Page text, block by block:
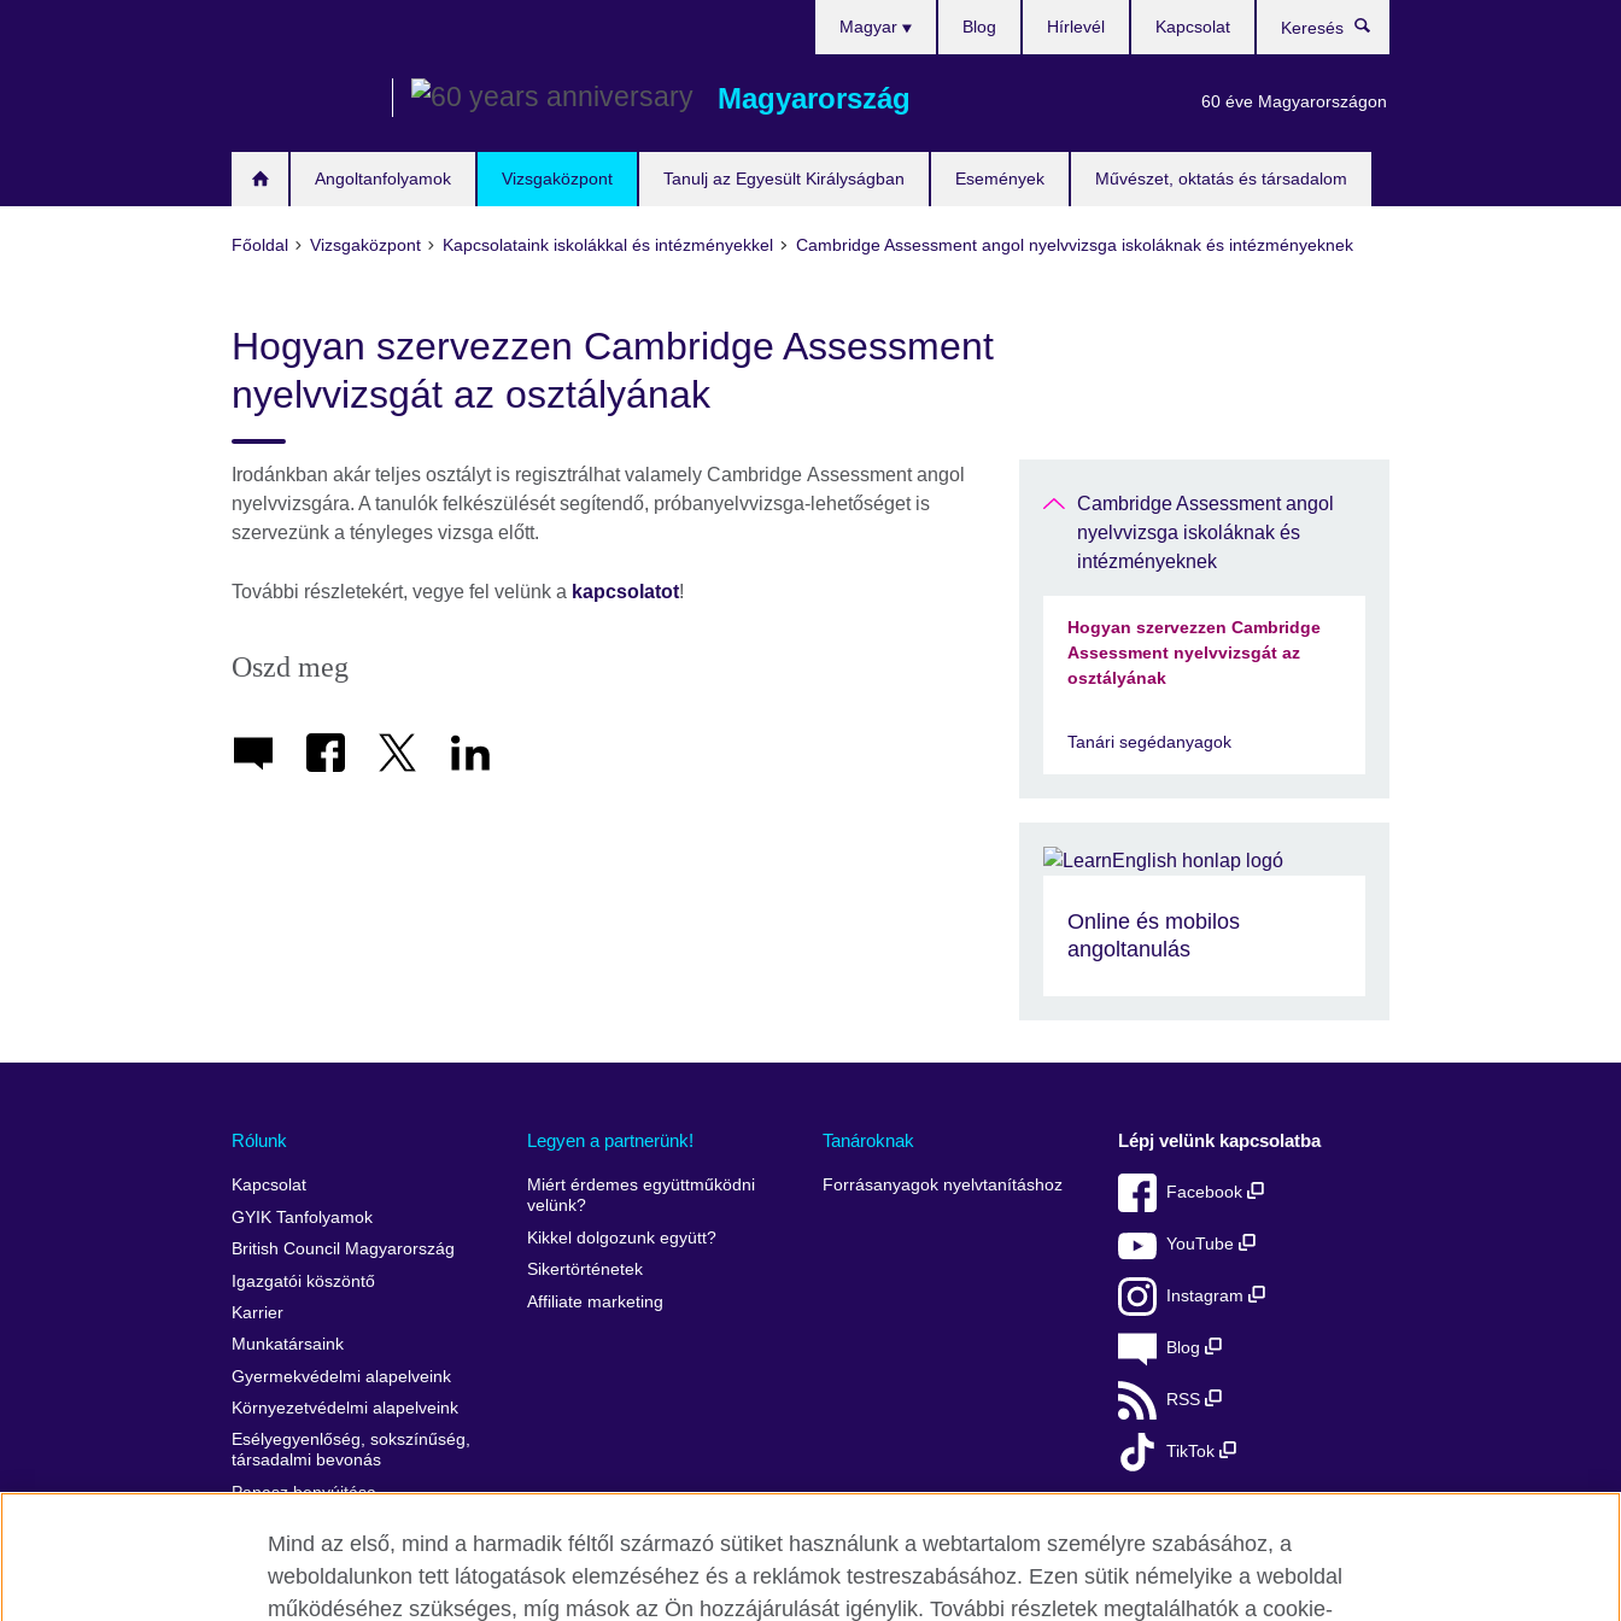
Magyarország
Angoltanfolyamok Vizsgaközpont Tanulj az Egyesült Királyságban Események Művészet, oktatás és társadalom
nyelvet!
Magyar
60 éve Magyarországon
Blog Hírlevél Kapcsolat
Főoldal Vizsgaközpont Kapcsolataink iskolákkal és intézményekkel Cambridge Assessment angol nyelvvizsga iskoláknak és intézményeknek
Hogyan szervezzen Cambridge Assessment
nyelvvizsgát az osztályának
Irodánkban akár teljes osztályt is regisztrálhat valamely Cambridge Assessment angol
nyelvvizsgára. A tanulók felkészülését segítendő, próbanyelvvizsga-lehetőséget is
szervezünk a tényleges vizsga előtt.
További részletekért, vegye fel velünk a kapcsolatot!
Oszd meg
Cambridge Assessment angol
nyelvvizsga iskoláknak és
intézményeknek
Hogyan szervezzen Cambridge
Assessment nyelvvizsgát az
osztályának
Tanári segédanyagok
Online és mobilos
angoltanulás
Rólunk
Kapcsolat
GYIK Tanfolyamok
British Council Magyarország
Igazgatói köszöntő
Karrier
Munkatársaink
Gyermekvédelmi alapelveink
Környezetvédelmi alapelveink
Esélyegyenlőség, sokszínűség,
társadalmi bevonás
Panasz benyújtása
Legyen a partnerünk!
Miért érdemes együttműködni
velünk?
Kikkel dolgozunk együtt?
Sikertörténetek
Affiliate marketing
Tanároknak
Forrásanyagok nyelvtanításhoz
Lépj velünk kapcsolatba
Facebook
YouTube
Instagram
Blog
RSS
TikTok
British Council világszerte Adatvédelmi szabályzat Cookie Honlaptérkép
Mind az első, mind a harmadik féltől származó sütiket használunk a webtartalom személyre szabásához, a
weboldalunkon tett látogatások elemzéséhez és a reklámok testreszabásához. Ezen sütik némelyike a weboldal
működéséhez szükséges, míg mások az Ön hozzájárulását igénylik. További részletek megtalálhatók a cookie-